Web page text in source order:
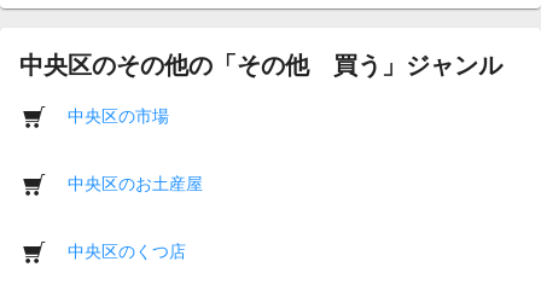
中央区のその他の「その他 買う」ジャンル
中央区の市場
中央区のお土産屋
中央区のくつ店